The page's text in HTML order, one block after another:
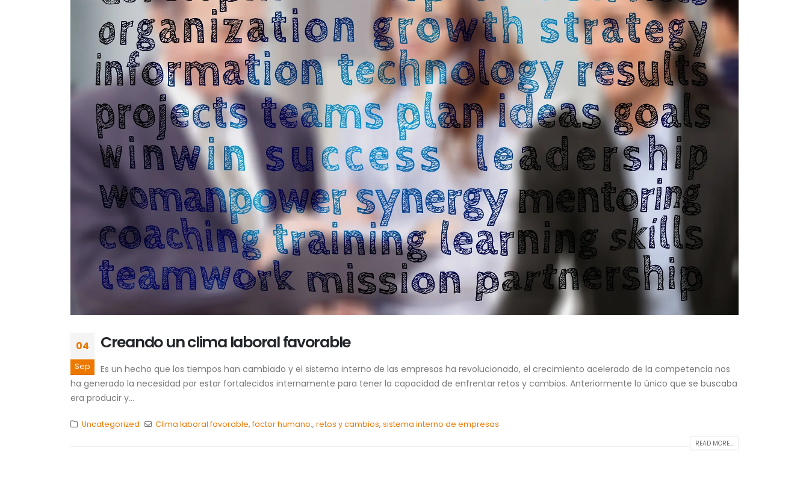
04
Sep
Creando un clima laboral favorable
Es un hecho que los tiempos han cambiado y el sistema interno de las empresas ha revolucionado, el crecimiento acelerado de la competencia nos
ha generado la necesidad por estar fortalecidos internamente para tener la capacidad de enfrentar retos y cambios. Anteriormente lo único que se buscaba
era producir y...
Uncategorized Clima laboral favorable,factor humano.,retos y cambios,sistema interno de empresas
READ MORE...